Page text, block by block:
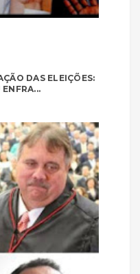
DAS ELEIÇÕES: